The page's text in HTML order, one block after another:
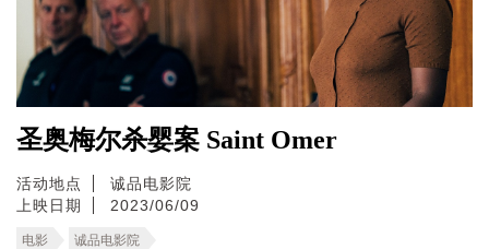
圣奥梅尔杀婴案 Saint Omer
活动地点
诚品电影院
上映日期
2023/06/09
电影 诚品电影院